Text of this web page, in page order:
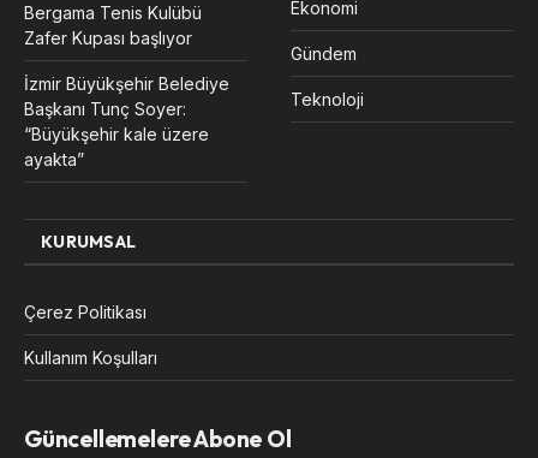
Bergama Tenis Kulübü
Zafer Kupası başlıyor
İzmir Büyükşehir Belediye
Başkanı Tunç Soyer:
“Büyükşehir kale üzere
ayakta”
Ekonomi
Gündem
Teknoloji
KURUMSAL
Çerez Politikası
Kullanım Koşulları
Güncellemelere Abone Ol